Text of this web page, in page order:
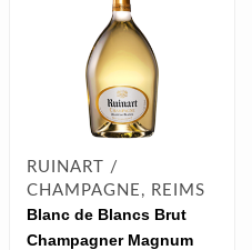
RUINART /
CHAMPAGNE, REIMS
Blanc de Blancs Brut
Champagner Magnum